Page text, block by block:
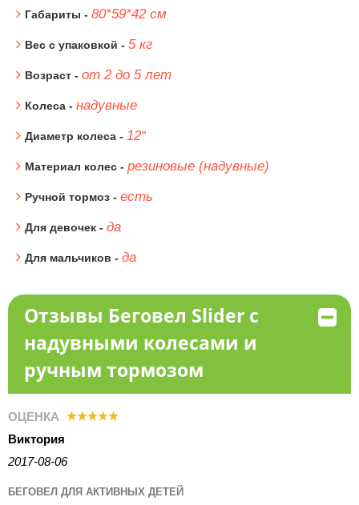
Габариты - 80*59*42 см
Вес с упаковкой - 5 кг
Возраст - от 2 до 5 лет
Колеса - надувные
Диаметр колеса - 12“
Материал колес - резиновые (надувные)
Ручной тормоз - есть
Для девочек - да
Для мальчиков - да
Отзывы Беговел Slider с
надувными колесами и
ручным тормозом
ОЦЕНКА
Виктория
2017-08-06
БЕГОВЕЛ ДЛЯ АКТИВНЫХ ДЕТЕЙ